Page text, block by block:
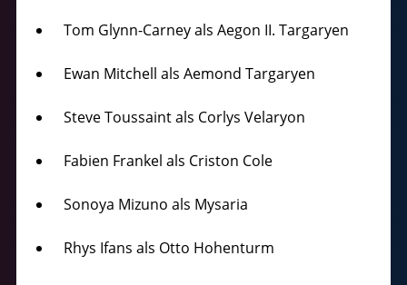
Tom Glynn-Carney als Aegon II. Targaryen
Ewan Mitchell als Aemond Targaryen
Steve Toussaint als Corlys Velaryon
Fabien Frankel als Criston Cole
Sonoya Mizuno als Mysaria
Rhys Ifans als Otto Hohenturm